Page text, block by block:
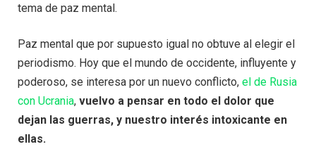
tema de paz mental.
Paz mental que por supuesto igual no obtuve al elegir el
periodismo. Hoy que el mundo de occidente, influyente y
poderoso, se interesa por un nuevo conflicto, el de Rusia
con Ucrania, vuelvo a pensar en todo el dolor que
dejan las guerras, y nuestro interés intoxicante en
ellas.